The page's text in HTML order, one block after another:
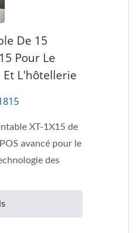
De 15
Pour Le
Et L'hôtellerie
XT-1X15 de
avancé pour le
des